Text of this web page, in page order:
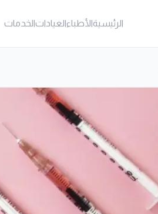
الرئيسيةالأطباءالعياداتالخدمات